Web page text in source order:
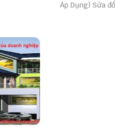
Áp Dụng) Sửa